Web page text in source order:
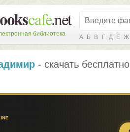
библиотека А Б В Г Д Е Ж
- скачать